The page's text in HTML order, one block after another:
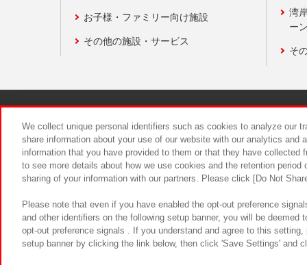
お子様・ファミリー向け施設
その他の施設・サービス
湾
ー
そ
食品のご
We collect unique personal identifiers such as cookies to analyze our
share information about your use of our website with our analytics and
information that you have provided to them or that they have
to see more details about how we use cookies and the retention
sharing of your information with our partners. Please click [Do Not
Please note that even if you have enabled the opt-out preference
and other identifiers on the following setup banner, you will be
opt-out preference signals . If you understand and agree to this
setup banner by clicking the link below, then click 'Save Settings' and